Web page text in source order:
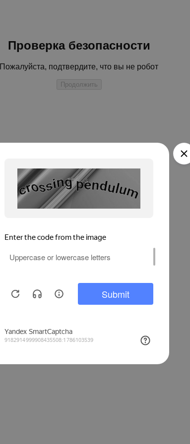
Проверка безопасности
Пожалуйста, подтвердите, что вы не робот
Продолжить